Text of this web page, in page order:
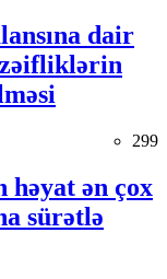
dair
299
həyat ən çox
sürətlə